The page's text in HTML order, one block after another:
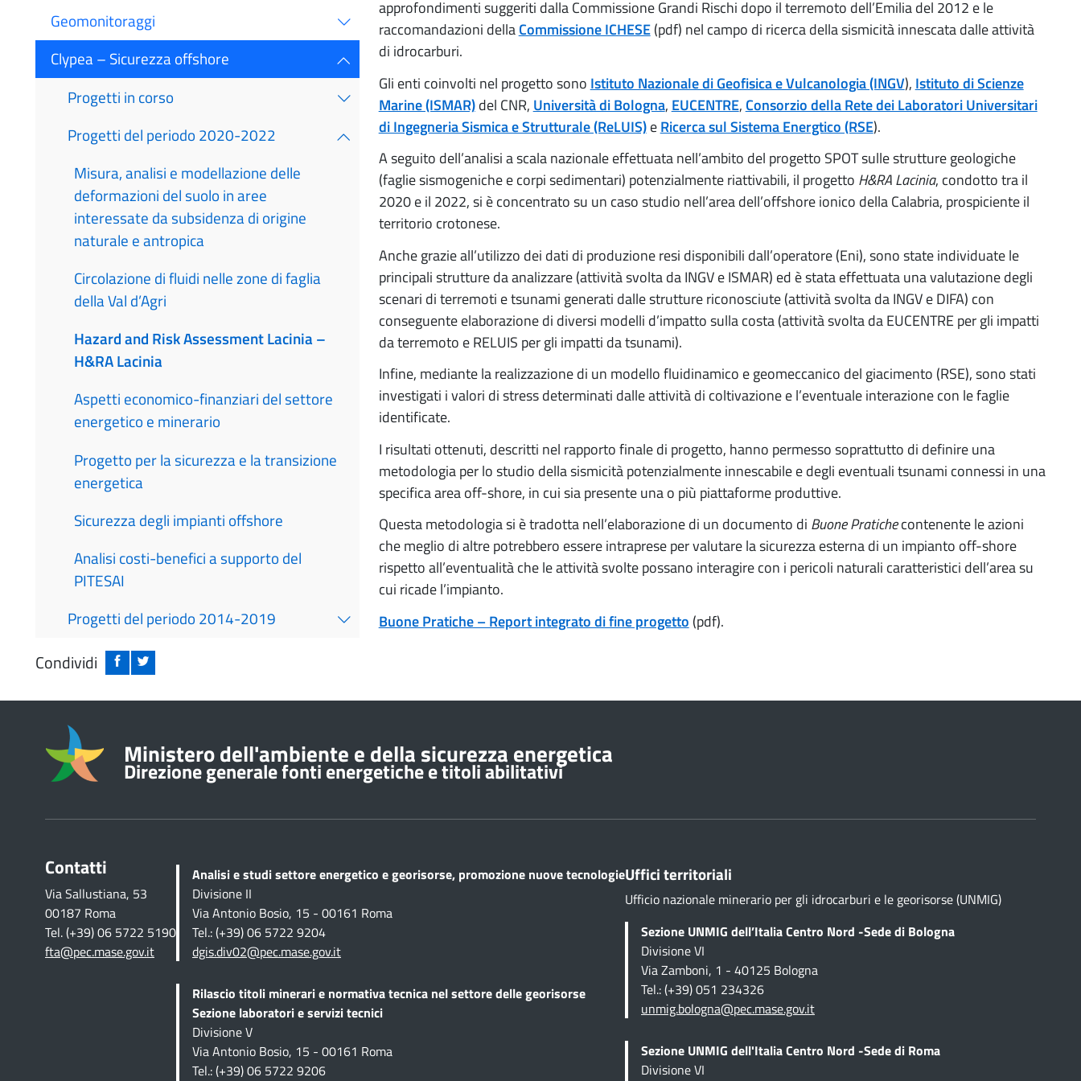
Geomonitoraggi
Clypea – Sicurezza offshore
Progetti in corso
Progetti del periodo 2020-2022
Misura, analisi e modellazione delle
deformazioni del suolo in aree
interessate da subsidenza di origine
naturale e antropica
Circolazione di fluidi nelle zone di faglia
della Val d’Agri
Hazard and Risk Assessment Lacinia –
H&RA Lacinia
Aspetti economico-finanziari del settore
energetico e minerario
Progetto per la sicurezza e la transizione
energetica
Sicurezza degli impianti offshore
Analisi costi-benefici a supporto del
PITESAI
Progetti del periodo 2014-2019
Condividi
approfondimenti suggeriti dalla Commissione Grandi Rischi dopo il terremoto dell’Emilia del 2012 e le
raccomandazioni dellaCommissione ICHESE(pdf) nel campo di ricerca della sismicità innescata dalle attività
di idrocarburi.
Gli enti coinvolti nel progetto sono Istituto Nazionale di Geofisica e Vulcanologia (INGV), Istituto di Scienze
Marine (ISMAR)del CNR, Università di Bologna, EUCENTRE, Consorzio della Rete dei Laboratori Universitari
di Ingegneria Sismica e Strutturale (ReLUIS)eRicerca sul Sistema Energtico (RSE).
A seguito dell’analisi a scala nazionale effettuata nell’ambito del progetto SPOT sulle strutture geologiche
(faglie sismogeniche e corpi sedimentari) potenzialmente riattivabili, il progetto H&RA Lacinia, condotto tra il
2020 e il 2022, si è concentrato su un caso studio nell’area dell’offshore ionico della Calabria, prospiciente il
territorio crotonese.
Anche grazie all’utilizzo dei dati di produzione resi disponibili dall’operatore (Eni), sono state individuate le
principali strutture da analizzare (attività svolta da INGV e ISMAR) ed è stata effettuata una valutazione degli
scenari di terremoti e tsunami generati dalle strutture riconosciute (attività svolta da INGV e DIFA) con
conseguente elaborazione di diversi modelli d’impatto sulla costa (attività svolta da EUCENTRE per gli impatti
da terremoto e RELUIS per gli impatti da tsunami).
Infine, mediante la realizzazione di un modello fluidinamico e geomeccanico del giacimento (RSE), sono stati
investigati i valori di stress determinati dalle attività di coltivazione e l’eventuale interazione con le faglie
identificate.
I risultati ottenuti, descritti nel rapporto finale di progetto, hanno permesso soprattutto di definire una
metodologia per lo studio della sismicità potenzialmente innescabile e degli eventuali tsunami connessi in una
specifica area off-shore, in cui sia presente una o più piattaforme produttive.
Questa metodologia si è tradotta nell’elaborazione di un documento di Buone Pratichecontenente le azioni
che meglio di altre potrebbero essere intraprese per valutare la sicurezza esterna di un impianto off-shore
rispetto all’eventualità che le attività svolte possano interagire con i pericoli naturali caratteristici dell’area su
cui ricade l’impianto.
Buone Pratiche – Report integrato di fine progetto (pdf).
Informazioni su
Ministero dell'ambiente e della sicurezza energetica
Direzione generale fonti energetiche e titoli abilitativi
Contatti
Via Sallustiana, 53
00187 Roma
Tel. (+39) 06 5722 5190
fta@pec.mase.gov.it
Analisi e studi settore energetico e georisorse, promozione nuove tecnologie
Divisione II
Via Antonio Bosio, 15 - 00161 Roma
Tel.: (+39) 06 5722 9204
dgis.div02@pec.mase.gov.it
Rilascio titoli minerari e normativa tecnica nel settore delle georisorse
Sezione laboratori e servizi tecnici
Divisione V
Via Antonio Bosio, 15 - 00161 Roma
Tel.: (+39) 06 5722 9206
Uffici territoriali
Ufficio nazionale minerario per gli idrocarburi e le georisorse (UNMIG)
Sezione UNMIG dell’Italia Centro Nord -Sede di Bologna
Divisione VI
Via Zamboni, 1 - 40125 Bologna
Tel.: (+39) 051 234326
unmig.bologna@pec.mase.gov.it
Sezione UNMIG dell'Italia Centro Nord -Sede di Roma
Divisione VI